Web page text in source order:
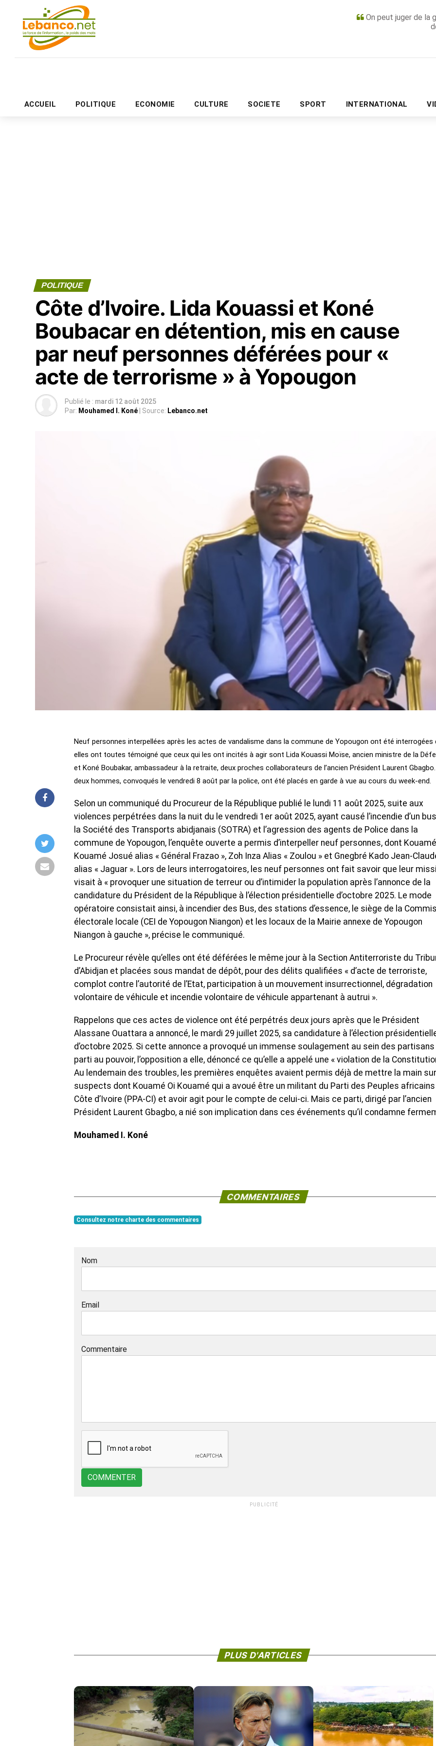
On peut juger de la
ACCUEIL POLITIQUE ECONOMIE CULTURE SOCIETE SPORT INTERNATIONAL
PUBLICITÉ
POLITIQUE
Côte d’Ivoire. Lida Kouassi et Koné
Boubacar en détention, mis en cause
par neuf personnes déférées pour «
acte de terrorisme » à Yopougon
Publié le : mardi 12 août 2025
Par: Mouhamed I. Koné | Source: Lebanco.net
Neuf personnes interpellées après les actes de vandalisme dans la commune de Yopougon ont été interrogées
elles ont toutes témoigné que ceux qui les ont incités à agir sont Lida Kouassi Moïse, ancien ministre de la
et Koné Boubakar, ambassadeur à la retraite, deux proches collaborateurs de l’ancien Président Laurent
deux hommes, convoqués le vendredi 8 août par la police, ont été placés en garde à vue au cours du week-end.
Selon un communiqué du Procureur de la République publié le lundi 11 août 2025, suite aux
violences perpétrées dans la nuit du le vendredi 1er août 2025, ayant causé l’incendie d’un
la Société des Transports abidjanais (SOTRA) et l’agression des agents de Police dans la
commune de Yopougon, l’enquête ouverte a permis d’interpeller neuf personnes, dont
Kouamé Josué alias « Général Frazao », Zoh Inza Alias « Zoulou » et Gnegbré Kado Jean-
alias « Jaguar ». Lors de leurs interrogatoires, les neuf personnes ont fait savoir que leur
visait à « provoquer une situation de terreur ou d’intimider la population après l’annonce de la
candidature du Président de la République à l’élection présidentielle d’octobre 2025. Le mode
opératoire consistait ainsi, à incendier des Bus, des stations d’essence, le siège de la
électorale locale (CEI de Yopougon Niangon) et les locaux de la Mairie annexe de Yopougon
Niangon à gauche », précise le communiqué.
Le Procureur révèle qu’elles ont été déférées le même jour à la Section Antiterroriste du
d’Abidjan et placées sous mandat de dépôt, pour des délits qualifiées « d’acte de terroriste,
complot contre l’autorité de l’Etat, participation à un mouvement insurrectionnel, dégradation
volontaire de véhicule et incendie volontaire de véhicule appartenant à autrui ».
Rappelons que ces actes de violence ont été perpétrés deux jours après que le Président
Alassane Ouattara a annoncé, le mardi 29 juillet 2025, sa candidature à l’élection
d’octobre 2025. Si cette annonce a provoqué un immense soulagement au sein des partisans
parti au pouvoir, l’opposition a elle, dénoncé ce qu’elle a appelé une « violation de la
Au lendemain des troubles, les premières enquêtes avaient permis déjà de mettre la main sur
suspects dont Kouamé Oi Kouamé qui a avoué être un militant du Parti des Peuples africains
Côte d’Ivoire (PPA-CI) et avoir agit pour le compte de celui-ci. Mais ce parti, dirigé par l’ancien
Président Laurent Gbagbo, a nié son implication dans ces événements qu’il condamne
Mouhamed I. Koné
COMMENTAIRES
Consultez notre charte des commentaires
Nom
Email
Commentaire
COMMENTER
PUBLICITÉ
PLUS D'ARTICLES